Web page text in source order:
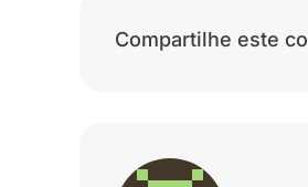
Compartilhe este